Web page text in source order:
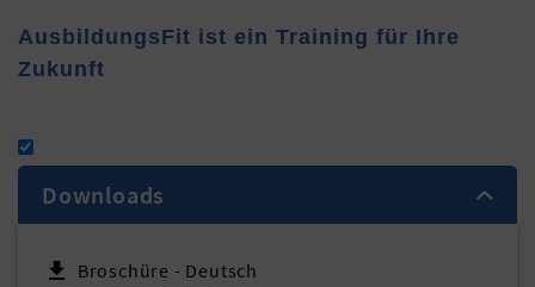
AusbildungsFit ist ein Training für Ihre
Zukunft
Downloads
Broschüre - Deutsch